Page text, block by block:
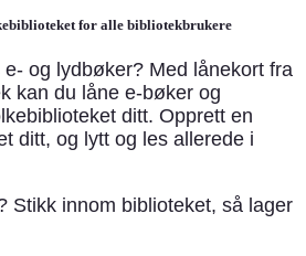
for alle bibliotekbrukere
og lydbøker? Med lånekort fra
kan du låne e-bøker og
ditt. Opprett en
ditt, og lytt og les allerede i
Stikk innom biblioteket, så lager